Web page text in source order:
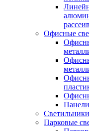
Офисные
Парковые